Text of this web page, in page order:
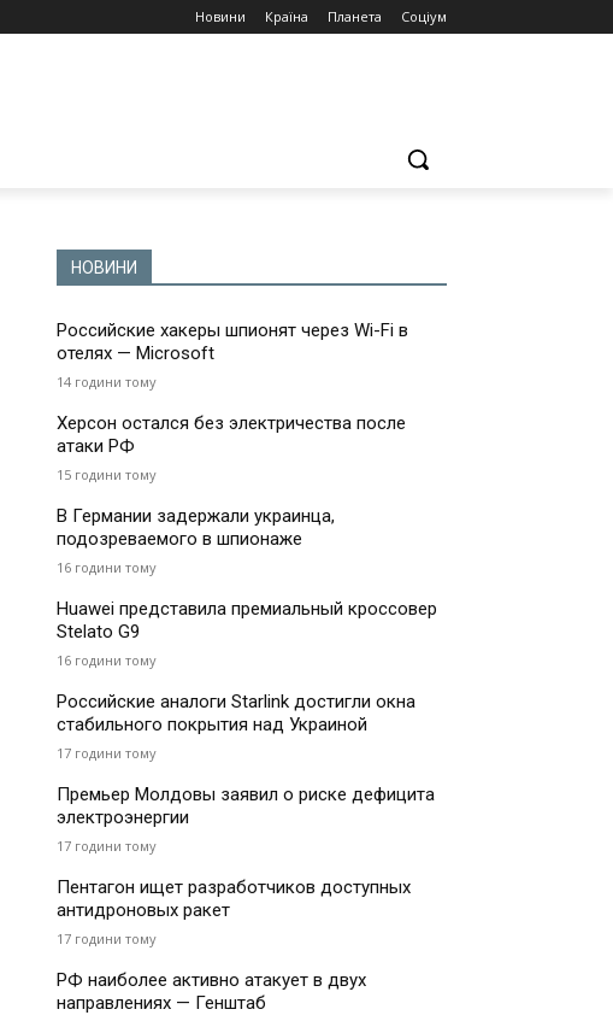
Новини Країна Планета Соціум
НОВИНИ
Российские хакеры шпионят через Wi-Fi в
отелях — Microsoft
14 години тому
Херсон остался без электричества после
атаки РФ
15 години тому
В Германии задержали украинца,
подозреваемого в шпионаже
16 години тому
Huawei представила премиальный кроссовер
Stelato G9
16 години тому
Российские аналоги Starlink достигли окна
стабильного покрытия над Украиной
17 години тому
Премьер Молдовы заявил о риске дефицита
электроэнергии
17 години тому
Пентагон ищет разработчиков доступных
антидроновых ракет
17 години тому
РФ наиболее активно атакует в двух
направлениях — Генштаб